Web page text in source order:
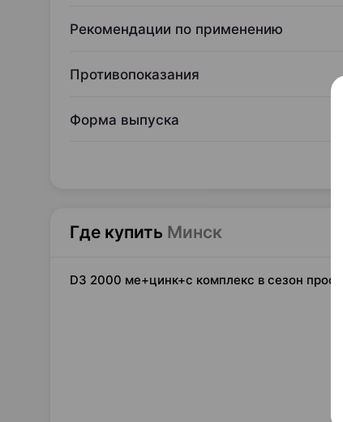
Рекомендации по применению
Противопоказания
Форма выпуска
Где купить Минск
D3 2000 ме+цинк+с комплекс в сезон